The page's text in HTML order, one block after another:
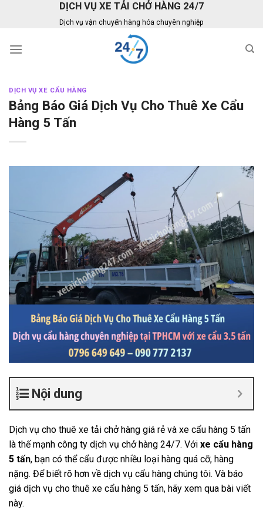
DỊCH VỤ XE TẢI CHỞ HÀNG 24/7
Dịch vụ vận chuyển hàng hóa chuyên nghiệp
DỊCH VỤ XE CẨU HÀNG
Bảng Báo Giá Dịch Vụ Cho Thuê Xe Cẩu
Hàng 5 Tấn
Nội dung
Dịch vụ cho thuê xe tải chở hàng giá rẻ và xe cẩu hàng 5 tấn
là thế mạnh công ty dịch vụ chở hàng 24/7. Với xe cẩu hàng
5 tấn, bạn có thể cẩu được nhiều loại hàng quá cỡ, hàng
nặng. Để biết rõ hơn về dịch vụ cẩu hàng chúng tôi. Và báo
giá dịch vụ cho thuê xe cẩu hàng 5 tấn, hãy xem qua bài viết
này.